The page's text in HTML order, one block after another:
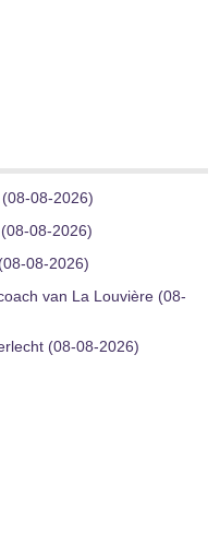
08-2026)
08-2026)
08-2026)
van La Louvière (08-
(08-08-2026)